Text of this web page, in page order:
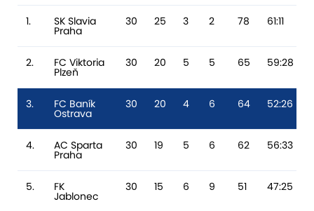
1. SK Slavia
Praha
30 25 3 2 78 61:11
2. FC Viktoria
Plzeň
30 20 5 5 65 59:28
3. FC Baník
Ostrava
30 20 4 6 64 52:26
4. AC Sparta
Praha
30 19 5 6 62 56:33
5. FK
Jablonec
30 15 6 9 51 47:25